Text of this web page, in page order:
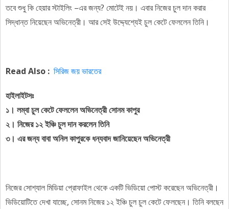
তবে শুধু কি হেয়ার স্টাইলিং –এর জন্য? মোটেই নয়। এবার নিজের চুল দান করার
সিদ্ধান্ত নিয়েছেন অভিনেত্রী। আর সেই উদ্দ্যেশ্যেই চুল কেটে ফেললেন তিনি।
Read Also : সিরিজ জয় ভারতের
হাইলাইটসঃ
১। লম্বা চুল কেটে ফেললেন অভিনেত্রী সোনম কাপুর
২। নিজের ১২ ইঞ্চি চুল দান করলেন তিনি
৩। এর জন্য বাবা অনিল কাপুরকে ধন্যবাদ জানিয়েছেন অভিনেত্রী
নিজের সোশ্যাল মিডিয়া প্রোফাইল থেকে একটি ভিডিয়ো পোস্ট করেছেন অভিনেত্রী।
ভিডিয়োটিতে দেখা যাচ্ছে, সোনম নিজের ১২ ইঞ্চি চুল চুল কেটে ফেলছেন। তিনি বলছেন